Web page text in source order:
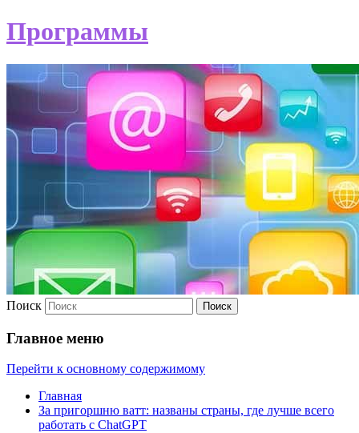
Программы
Поиск
Главное меню
Перейти к основному содержимому
Главная
За пригоршню ватт: названы страны, где лучше всего
работать с ChatGPT